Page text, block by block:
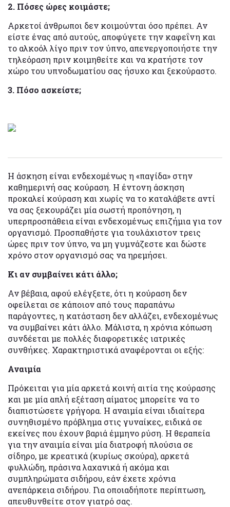
2. Πόσες ώρες κοιμάστε;
Αρκετοί άνθρωποι δεν κοιμούνται όσο πρέπει. Αν
είστε ένας από αυτούς, αποφύγετε την καφεΐνη και
το αλκοόλ λίγο πριν τον ύπνο, απενεργοποιήστε την
τηλεόραση πριν κοιμηθείτε και να κρατήστε τον
χώρο του υπνοδωματίου σας ήσυχο και ξεκούραστο.
3. Πόσο ασκείστε;
Η άσκηση είναι ενδεχομένως η «παγίδα» στην
καθημερινή σας κούραση. Η έντονη άσκηση
προκαλεί κούραση και χωρίς να το καταλάβετε αντί
να σας ξεκουράζει μία σωστή προπόνηση, η
υπερπροσπάθεια είναι ενδεχομένως επιζήμια για τον
οργανισμό. Προσπαθήστε για τουλάχιστον τρεις
ώρες πριν τον ύπνο, να μη γυμνάζεστε και δώστε
χρόνο στον οργανισμό σας να ηρεμήσει.
Κι αν συμβαίνει κάτι άλλο;
Αν βέβαια, αφού ελέγξετε, ότι η κούραση δεν
οφείλεται σε κάποιον από τους παραπάνω
παράγοντες, η κατάσταση δεν αλλάζει, ενδεχομένως
να συμβαίνει κάτι άλλο. Μάλιστα, η χρόνια κόπωση
συνδέεται με πολλές διαφορετικές ιατρικές
συνθήκες. Χαρακτηριστικά αναφέρονται οι εξής:
Αναιμία
Πρόκειται για μία αρκετά κοινή αιτία της κούρασης
και με μία απλή εξέταση αίματος μπορείτε να το
διαπιστώσετε γρήγορα. Η αναιμία είναι ιδιαίτερα
συνηθισμένο πρόβλημα στις γυναίκες, ειδικά σε
εκείνες που έχουν βαριά έμμηνο ρύση. Η θεραπεία
για την αναιμία είναι μία διατροφή πλούσια σε
σίδηρο, με κρεατικά (κυρίως σκούρα), αρκετά
φυλλώδη, πράσινα λαχανικά ή ακόμα και
συμπληρώματα σιδήρου, εάν έχετε χρόνια
ανεπάρκεια σιδήρου. Για οποιαδήποτε περίπτωση,
απευθυνθείτε στον γιατρό σας.